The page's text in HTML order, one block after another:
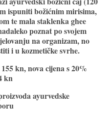
ispuniti božićnim mirisima,
te mala staklenka ghee
poznat po svojem
na organizam, no
i u kozmetičke svrhe.
kn, nova cijena s 20%
kn
ayurvedske